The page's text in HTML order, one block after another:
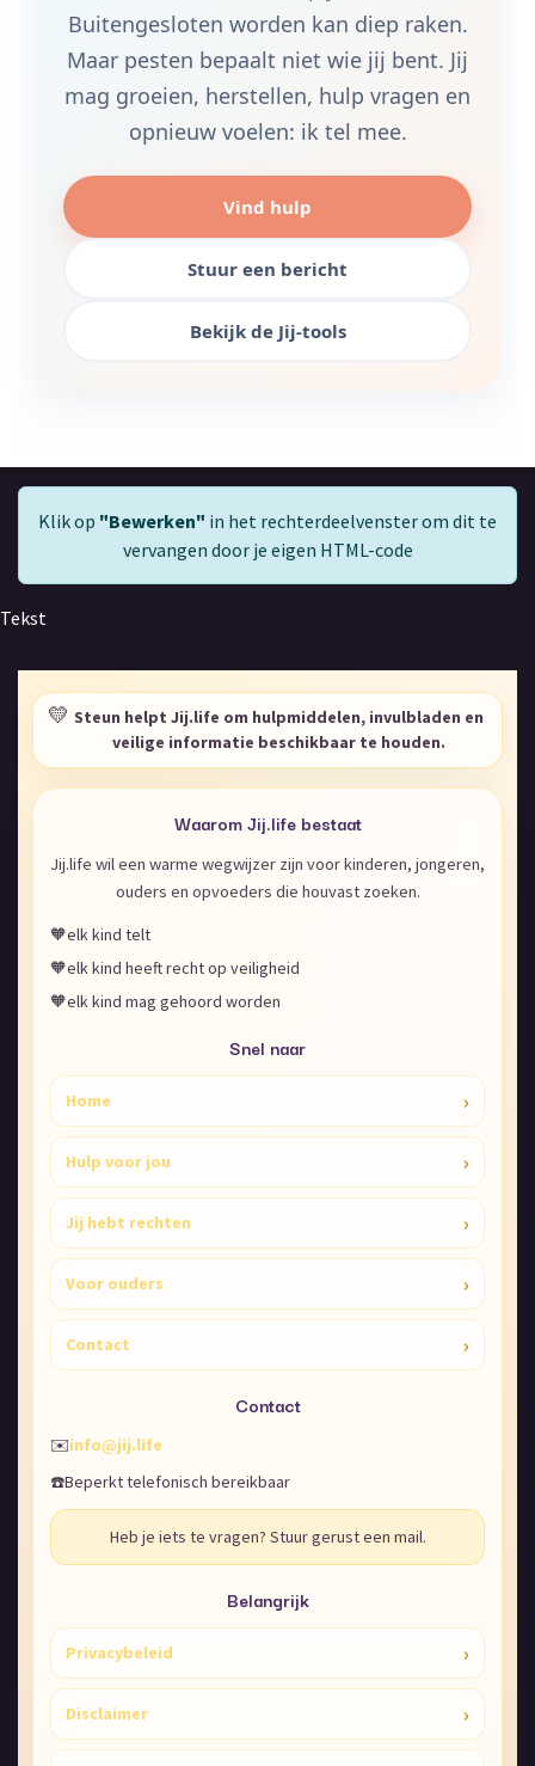
Buitengesloten worden kan diep raken.
Maar pesten bepaalt niet wie jij bent. Jij
mag groeien, herstellen, hulp vragen en
opnieuw voelen: ik tel mee.
Vind hulp
Stuur een bericht
Bekijk de Jij-tools
Klik op "Bewerken" in het rechterdeelvenster om dit te
vervangen door je eigen HTML-code
Tekst
💛 Steun helpt Jij.life om hulpmiddelen, invulbladen en
veilige informatie beschikbaar te houden.
Waarom Jij.life bestaat
Jij.life wil een warme wegwijzer zijn voor kinderen, jongeren,
ouders en opvoeders die houvast zoeken.
🧡elk kind telt
🧡elk kind heeft recht op veiligheid
🧡elk kind mag gehoord worden
Snel naar
Home ›
Hulp voor jou ›
Jij hebt rechten ›
Voor ouders ›
Contact ›
Contact
✉️info@jij.life
☎️Beperkt telefonisch bereikbaar
Heb je iets te vragen? Stuur gerust een mail.
Belangrijk
Privacybeleid ›
Disclaimer ›